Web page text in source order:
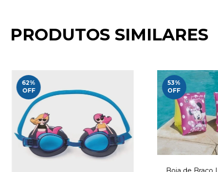
PRODUTOS SIMILARES
62%
OFF
53%
OFF